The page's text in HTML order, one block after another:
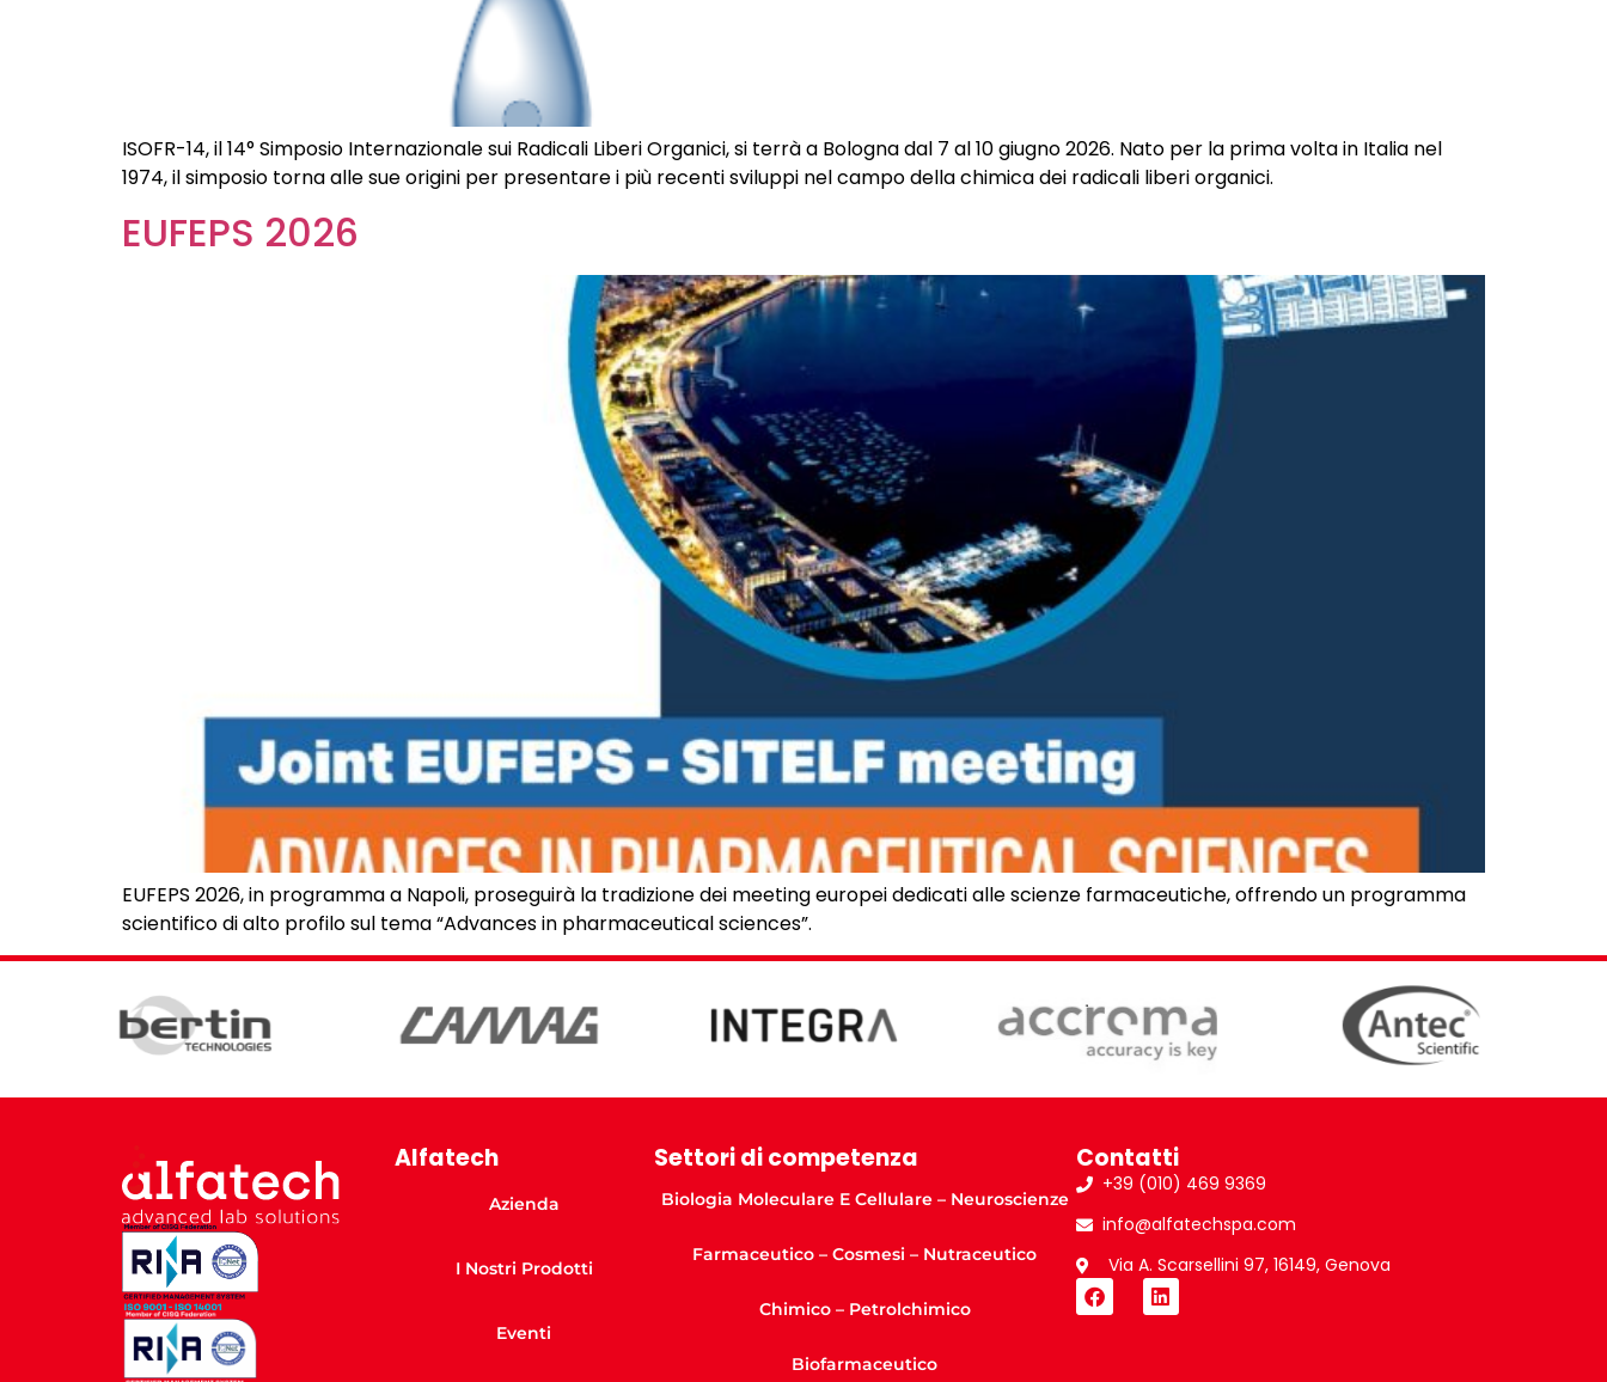
ISOFR-14, il 14° Simposio Internazionale sui Radicali Liberi Organici, si terrà a Bologna dal 7 al 10 giugno 2026. Nato per la prima volta in Italia nel
1974, il simposio torna alle sue origini per presentare i più recenti sviluppi nel campo della chimica dei radicali liberi organici.
EUFEPS 2026
EUFEPS 2026, in programma a Napoli, proseguirà la tradizione dei meeting europei dedicati alle scienze farmaceutiche, offrendo un programma
scientifico di alto profilo sul tema “Advances in pharmaceutical sciences”.
Alfatech
Azienda
I Nostri Prodotti
Eventi
Settori di competenza
Biologia Moleculare E Cellulare – Neuroscienze
Farmaceutico – Cosmesi – Nutraceutico
Chimico – Petrolchimico
Biofarmaceutico
Contatti
+39 (010) 469 9369
info@alfatechspa.com
Via A. Scarsellini 97, 16149, Genova